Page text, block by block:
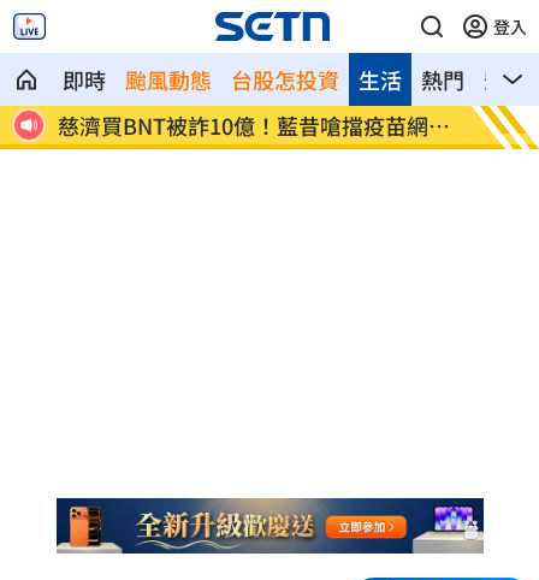
登入
即時 颱風動態 台股怎投資 熱門 影音
生活
元
慈濟買BNT被詐10億！藍昔嗆擋疫苗網朝
聖
它躋
元